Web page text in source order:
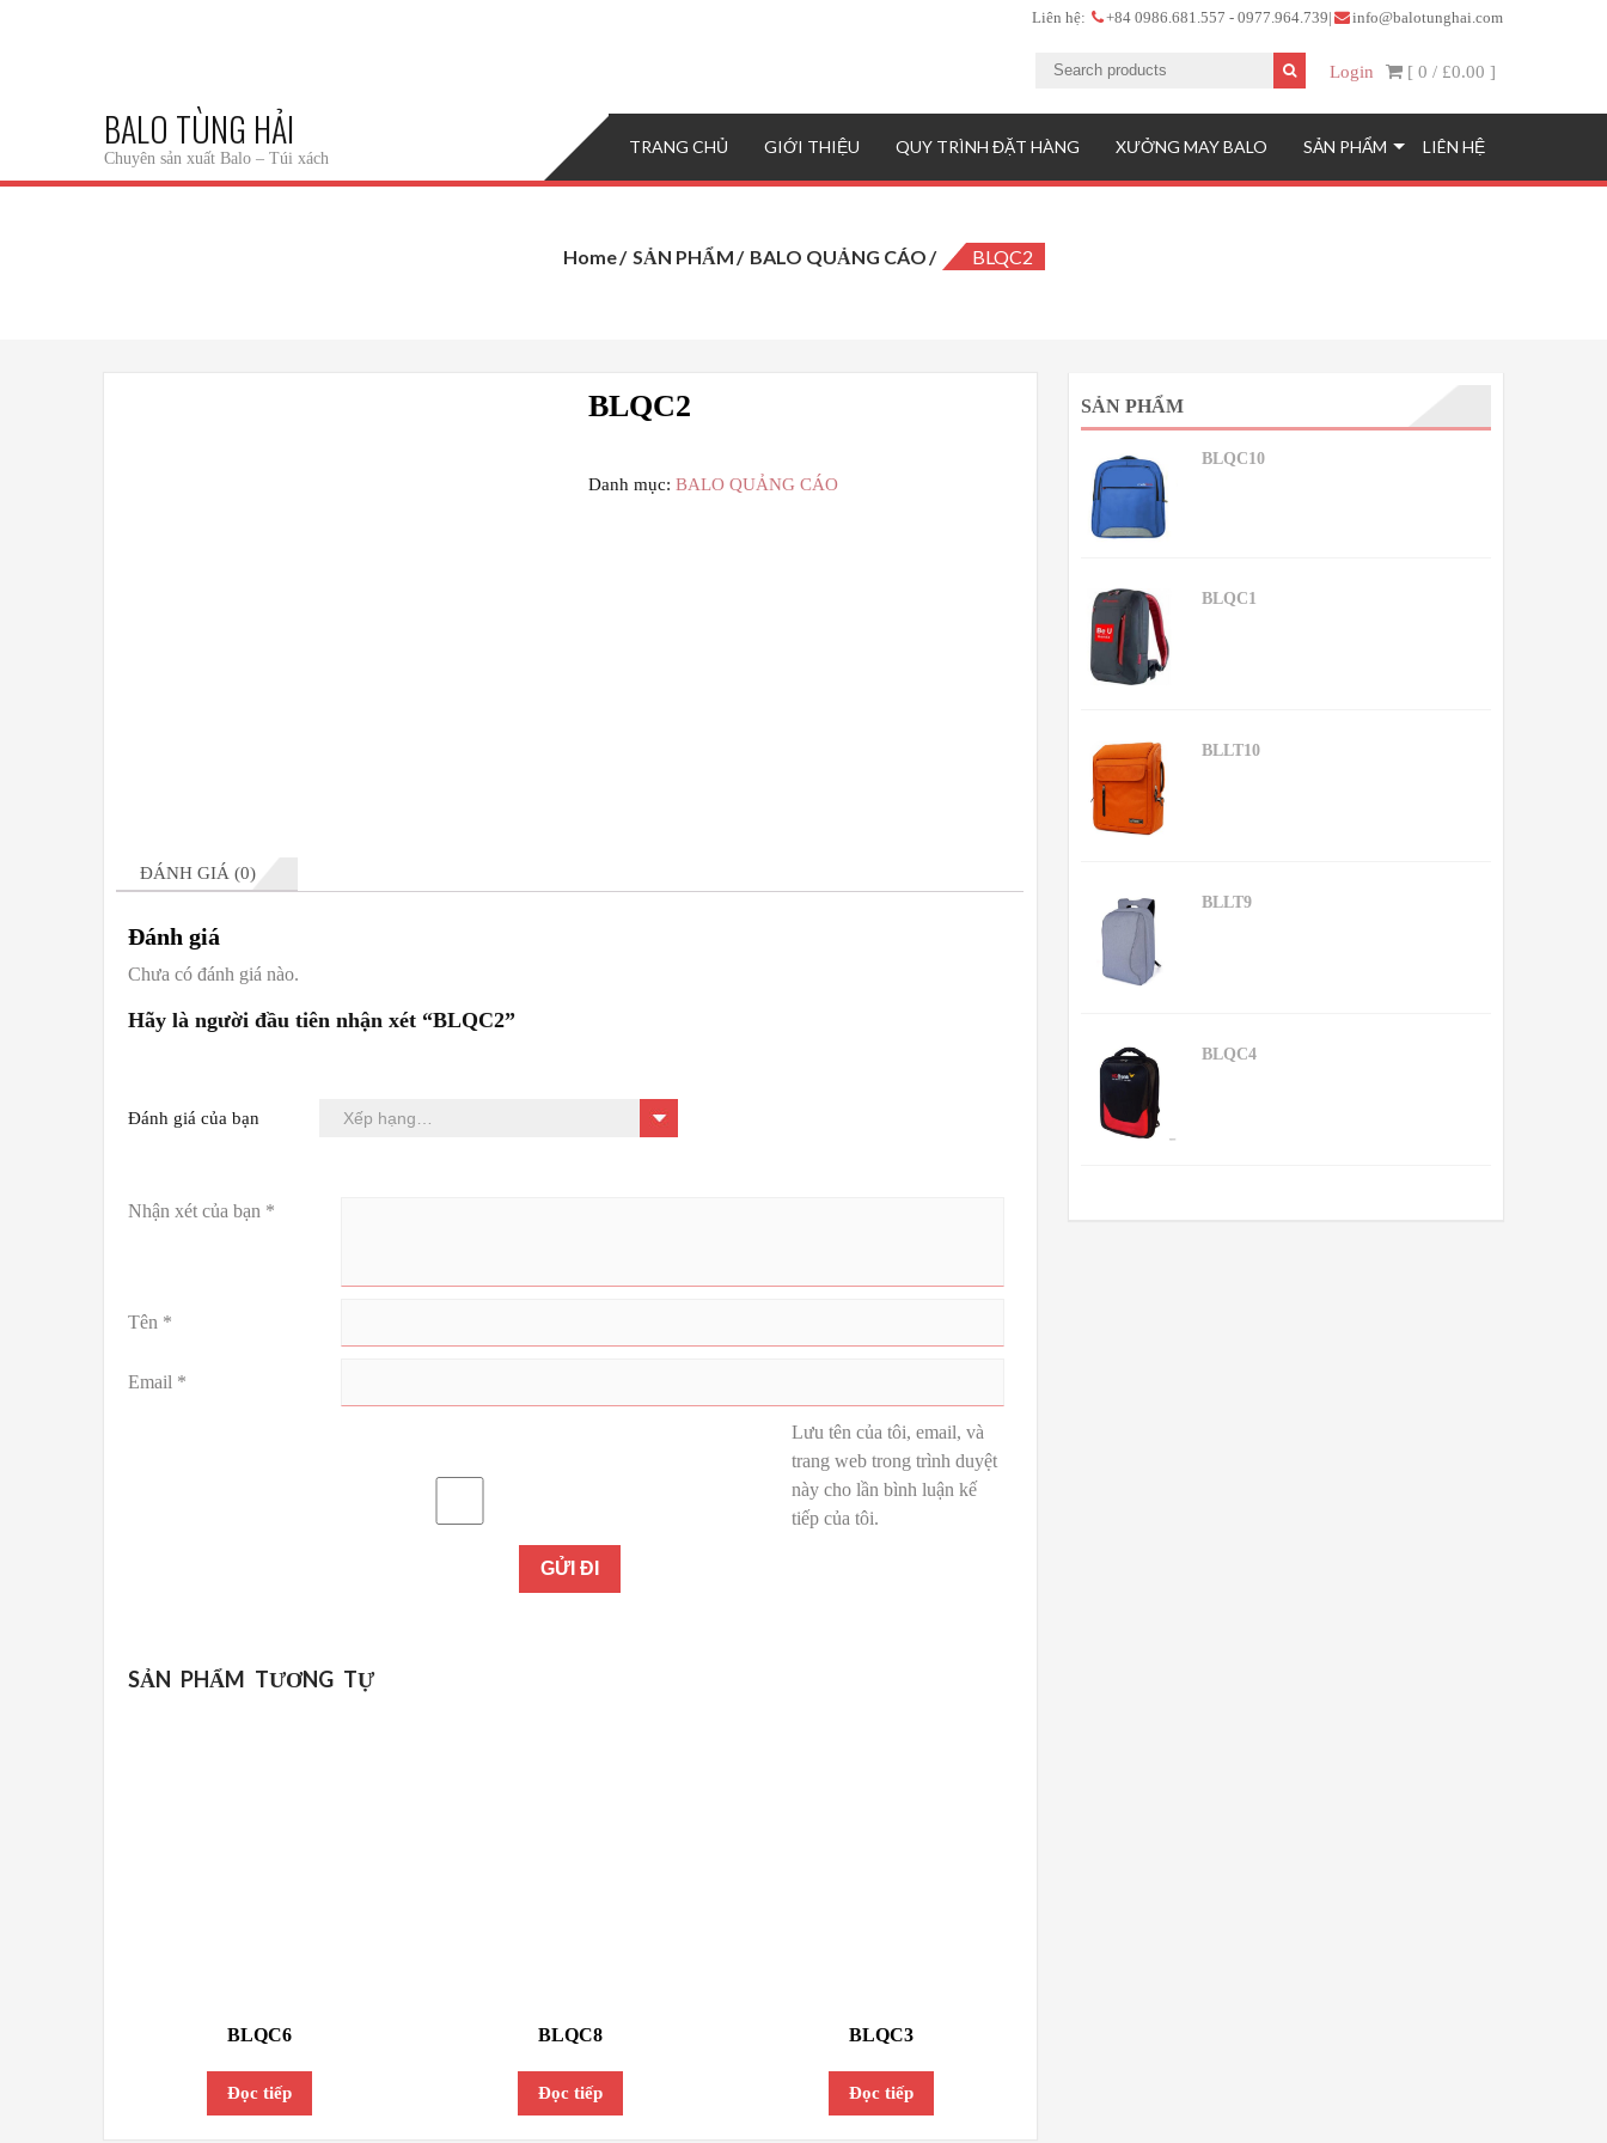
Liên hệ: +84 0986.681.557 - 0977.964.739| info@balotunghai.com
[ 0 / £0.00 ]
Login
BALO TÙNG HẢI
Chuyên sản xuất Balo – Túi xách
TRANG CHỦ GIỚI THIỆU QUY TRÌNH ĐẶT HÀNG XƯỞNG MAY BALO SẢN PHẨM LIÊN HỆ
Home SẢN PHẨM BALO QUẢNG CÁO BLQC2
BLQC2
Danh mục:BALO QUẢNG CÁO
ĐÁNH GIÁ (0)
Đánh giá
Chưa có đánh giá nào.
Hãy là người đầu tiên nhận xét “BLQC2”
Đánh giá của bạn
Nhận xét của bạn *
Tên *
Email *
Lưu tên của tôi, email, và
trang web trong trình duyệt
này cho lần bình luận kế
tiếp của tôi.
SẢN PHẨM TƯƠNG TỰ
BLQC6
Đọc tiếp
BLQC8
Đọc tiếp
BLQC3
Đọc tiếp
SẢN PHẨM
BLQC10
BLQC1
BLLT10
BLLT9
BLQC4